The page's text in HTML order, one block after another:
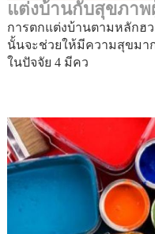
แต่งบ้านกับสุขภาพ
การตกแต่งบ้านตามหลักฮ
นั้นจะช่วยให้มีความสุขมา
ในปัจจัย 4 มีคว